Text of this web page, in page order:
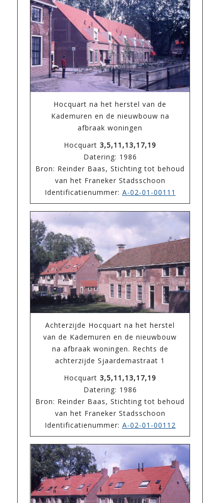
Hocquart na het herstel van de
Kademuren en de nieuwbouw na
afbraak woningen
Hocquart 3,5,11,13,17,19
Datering: 1986
Bron: Reinder Baas, Stichting tot behoud
van het Franeker Stadsschoon
Identificatienummer: A-02-01-00111
Achterzijde Hocquart na het herstel
van de Kademuren en de nieuwbouw
na afbraak woningen. Rechts de
achterzijde Sjaardemastraat 1
Hocquart 3,5,11,13,17,19
Datering: 1986
Bron: Reinder Baas, Stichting tot behoud
van het Franeker Stadsschoon
Identificatienummer: A-02-01-00112